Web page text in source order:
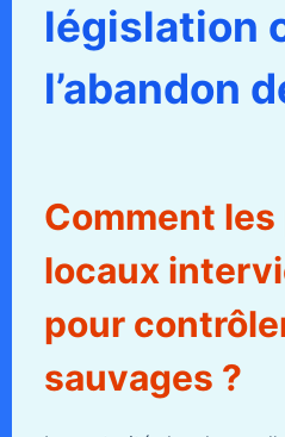
législation
l’abandon
Comment
locaux
pour
sauvages ?